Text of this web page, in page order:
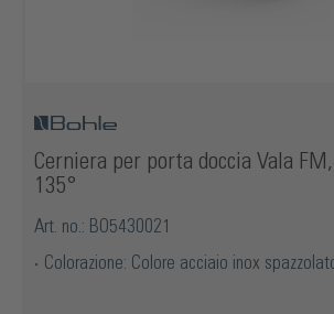
Cerniera per porta doccia Vala
135°
Art. no.: BO5430021
Colorazione: Colore acciaio inox